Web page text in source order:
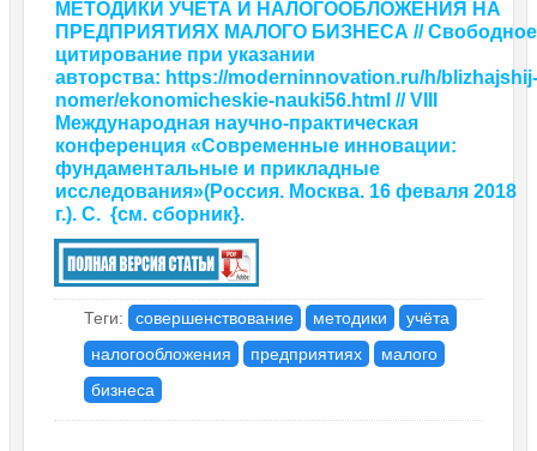
МЕТОДИКИ УЧЁТА И НАЛОГООБЛОЖЕНИЯ НА
ПРЕДПРИЯТИЯХ МАЛОГО БИЗНЕСА // Свободное
цитирование при указании
авторства: https://moderninnovation.ru/h/blizhajshij-
nomer/ekonomicheskie-nauki56.html // VIII
Международная научно-практическая
конференция «Современные инновации:
фундаментальные и прикладные
исследования»(Россия. Москва. 16 феваля 2018
г.). С. {см. сборник}.
Теги: совершенствование методики
учёта
налогообложения
предприятиях
малого
бизнеса